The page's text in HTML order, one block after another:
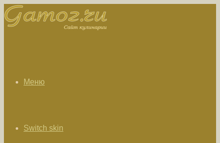
Меню
Switch skin